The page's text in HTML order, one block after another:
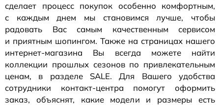
сделает процесс покупок особенно комфортным,
с каждым днем мы становимся лучше, чтобы
радовать Вас самым качественным сервисом
и приятным шопингом. Также на страницах нашего
интернет-магазина Вы всегда можете найти
коллекции прошлых сезонов по привлекательным
ценам, в разделе SALE. Для Вашего удобства
сотрудники контакт-центра помогут оформить
заказ, объяснят, какие модели и размеры есть